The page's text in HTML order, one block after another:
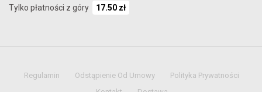
Tylko płatności z góry 17.50 zł
Regulamin Odstąpienie Od Umowy
Polityka Prywatności